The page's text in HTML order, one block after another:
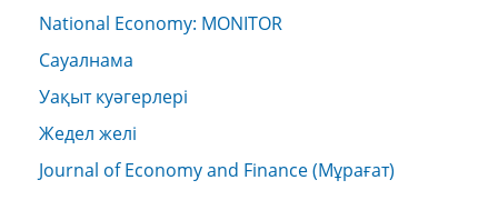
National Economy: MONITOR
Сауалнама
Уақыт куәгерлері
Жедел желі
Journal of Economy and Finance (Мұрағат)